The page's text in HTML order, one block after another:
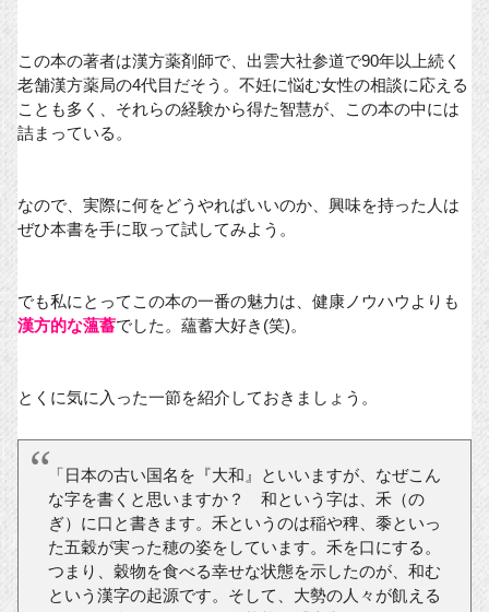
この本の著者は漢方薬剤師で、出雲大社参道で90年以上続く
老舗漢方薬局の4代目だそう。不妊に悩む女性の相談に応える
ことも多く、それらの経験から得た智慧が、この本の中には
詰まっている。
なので、実際に何をどうやればいいのか、興味を持った人は
ぜひ本書を手に取って試してみよう。
でも私にとってこの本の一番の魅力は、健康ノウハウよりも
漢方的な薀蓄でした。蘊蓄大好き(笑)。
とくに気に入った一節を紹介しておきましょう。
「日本の古い国名を『大和』といいますが、なぜこん
な字を書くと思いますか？ 和という字は、禾（の
ぎ）に口と書きます。禾というのは稲や稗、黍といっ
た五穀が実った穂の姿をしています。禾を口にする。
つまり、穀物を食べる幸せな状態を示したのが、和む
という漢字の起源です。そして、大勢の人々が飢える